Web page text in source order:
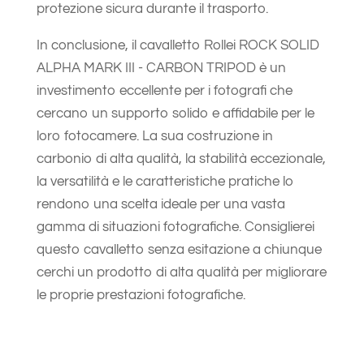
protezione sicura durante il trasporto.
In conclusione, il cavalletto Rollei ROCK SOLID
ALPHA MARK III - CARBON TRIPOD è un
investimento eccellente per i fotografi che
cercano un supporto solido e affidabile per le
loro fotocamere. La sua costruzione in
carbonio di alta qualità, la stabilità eccezionale,
la versatilità e le caratteristiche pratiche lo
rendono una scelta ideale per una vasta
gamma di situazioni fotografiche. Consiglierei
questo cavalletto senza esitazione a chiunque
cerchi un prodotto di alta qualità per migliorare
le proprie prestazioni fotografiche.